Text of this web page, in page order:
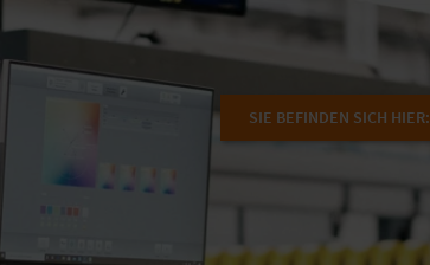
SIE BEFINDEN SICH HIER: